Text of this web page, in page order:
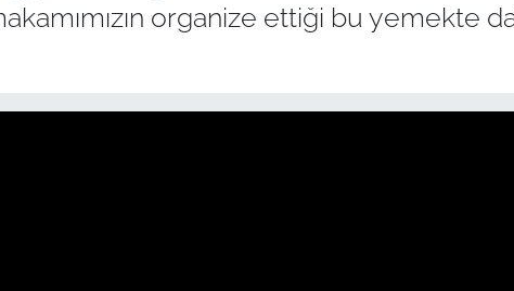
organize ettiği bu yemekte